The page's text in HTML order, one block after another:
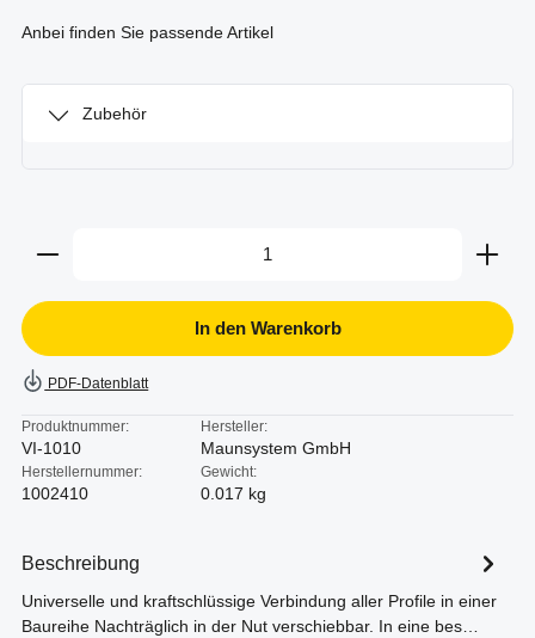
Anbei finden Sie passende Artikel
Zubehör
Produkt Anzahl: Gib den gewünschten Wert ein
In den Warenkorb
PDF-Datenblatt
Produktnummer:
VI-1010
Hersteller:
Maunsystem GmbH
Herstellernummer:
1002410
Gewicht:
0.017 kg
Beschreibung
Universelle und kraftschlüssige Verbindung aller Profile in einer
Baureihe Nachträglich in der Nut verschiebbar. In eine bes…